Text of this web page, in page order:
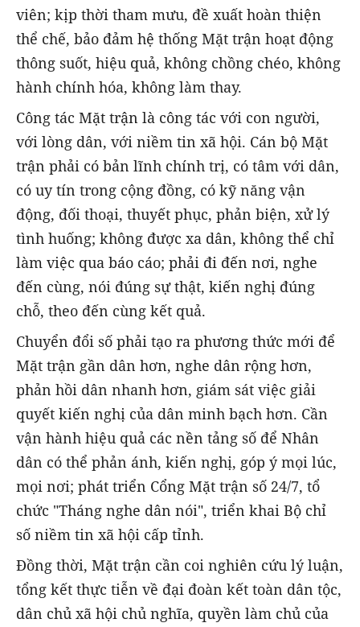
viên; kịp thời tham mưu, đề xuất hoàn thiện
thể chế, bảo đảm hệ thống Mặt trận hoạt động
thông suốt, hiệu quả, không chồng chéo, không
hành chính hóa, không làm thay.
Công tác Mặt trận là công tác với con người,
với lòng dân, với niềm tin xã hội. Cán bộ Mặt
trận phải có bản lĩnh chính trị, có tâm với dân,
có uy tín trong cộng đồng, có kỹ năng vận
động, đối thoại, thuyết phục, phản biện, xử lý
tình huống; không được xa dân, không thể chỉ
làm việc qua báo cáo; phải đi đến nơi, nghe
đến cùng, nói đúng sự thật, kiến nghị đúng
chỗ, theo đến cùng kết quả.
Chuyển đổi số phải tạo ra phương thức mới để
Mặt trận gần dân hơn, nghe dân rộng hơn,
phản hồi dân nhanh hơn, giám sát việc giải
quyết kiến nghị của dân minh bạch hơn. Cần
vận hành hiệu quả các nền tảng số để Nhân
dân có thể phản ánh, kiến nghị, góp ý mọi lúc,
mọi nơi; phát triển Cổng Mặt trận số 24/7, tổ
chức "Tháng nghe dân nói", triển khai Bộ chỉ
số niềm tin xã hội cấp tỉnh.
Đồng thời, Mặt trận cần coi nghiên cứu lý luận,
tổng kết thực tiễn về đại đoàn kết toàn dân tộc,
dân chủ xã hội chủ nghĩa, quyền làm chủ của